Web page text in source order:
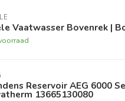
Vaatwasser Bovenrek |
Reservoir AEG 6000
13665130080